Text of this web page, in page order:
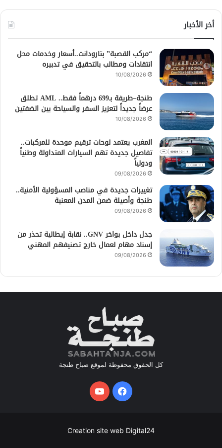
أخر الأخبار
“مركب القصبة” بتارودانت..أسعار وخدمات محل
انتقادات ومطالب بالتحقيق في تدبيره
10/08/2026
طنجة–طريفة بـ699 درهماً فقط.. AML تطلق
عرضاً جديداً لتعزيز السفر والسياحة بين الضفتين
10/08/2026
المغرب يعتمد لوحات ترقيم موحدة للمركبات..
تفاصيل جديدة تهم السيارات المتداولة وطنياً
ودولياً
09/08/2026
تغييرات جديدة في مناصب المسؤولية الأمنية..
طنجة وأصيلة ضمن المدن المعنية
09/08/2026
جدل داخل بواخر GNV.. نقابة إيطالية تحذر من
إسناد مهام لعمال خارج تصنيفهم المهني
09/08/2026
كل الحقوق محفوظة لموقع صباح طنجة
فيسبوكيوتيوب
Creation site web Digital24